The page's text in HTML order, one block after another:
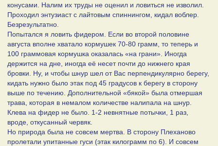
конусами. Налим их труды не оценил и ловиться не изволил.
Проходил энтузиаст с лайтовым спиннингом, кидал воблер.
Безрезультатно.
Попытался я ловить фидером. Если во второй половине
августа вполне хватало кормушек 70-80 грамм, то теперь и
100 граммовая кормушка оказалась «на грани». Иногда
держится на дне, иногда её несет почти до нижнего края
бровки. Ну, и чтобы шнур шел от Вас перпендикулярно берегу,
кидать нужно было этак под 45 градусов к берегу в сторону
выше по течению. Дополнительной «бякой» была отмершая
трава, которая в немалом количестве налипала на шнур.
Клева на фидер не было. 1-2 невнятные потычки, 1 раз,
вроде, откусанный червяк.
Но природа была не совсем мертва. В сторону Плеханово
пролетали упитанные гуси (этак килограмм по 6). И совсем